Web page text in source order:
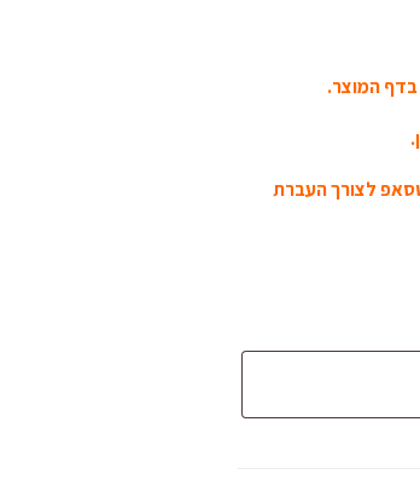
בדף המוצר.
לצורך העברת